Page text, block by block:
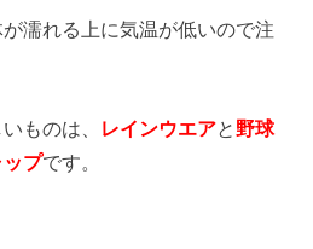
濡れる上に気温が低いので注
ものは、 レインウエアと 野球
ップです。